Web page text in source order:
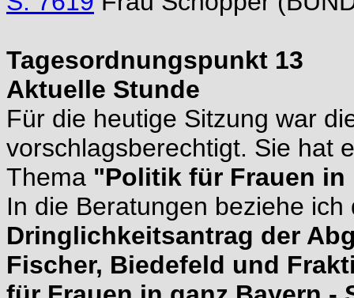
Tagesordnungspunkt 13
Aktuelle Stunde
Für die heutige Sitzung war
vorschlagsberechtigt. Sie hat
Thema "Politik für Frauen in
In die Beratungen beziehe
Dringlichkeitsantrag der
Fischer, Biedefeld und